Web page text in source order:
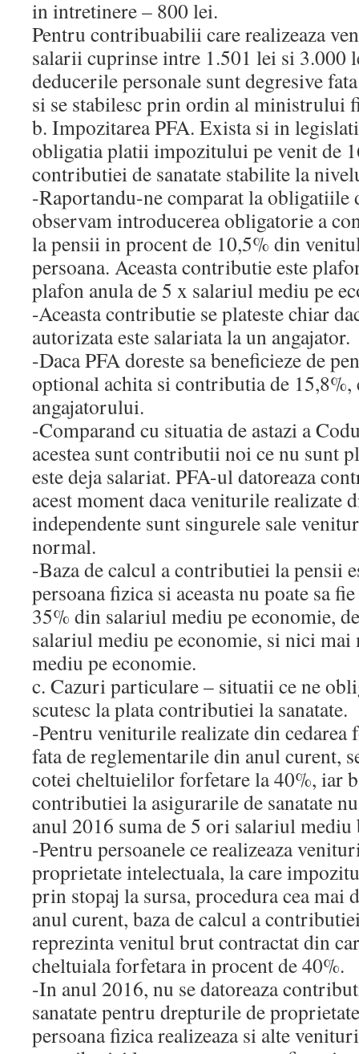
in intretinere – 800 lei.
Pentru contribuabilii care realizeaza
salarii cuprinse intre 1.501 lei si 3.000
deducerile personale sunt degresive
si se stabilesc prin ordin al ministrului
b. Impozitarea PFA. Exista si in
obligatia platii impozitului pe venit de
contributiei de sanatate stabilite la
-Raportandu-ne comparat la obligatiile
observam introducerea obligatorie a
la pensii in procent de 10,5% din
persoana. Aceasta contributie este
plafon anula de 5 x salariul mediu pe
-Aceasta contributie se plateste chiar
autorizata este salariata la un angajator.
-Daca PFA doreste sa beneficieze de
optional achita si contributia de
angajatorului.
-Comparand cu situatia de astazi a
acestea sunt contributii noi ce nu sunt
este deja salariat. PFA-ul datoreaza
acest moment daca veniturile realizate
independente sunt singurele sale
normal.
-Baza de calcul a contributiei la pensii
persoana fizica si aceasta nu poate sa
35% din salariul mediu pe economie,
salariul mediu pe economie, si nici
mediu pe economie.
c. Cazuri particulare – situatii ce ne
scutesc la plata contributiei la sanatate.
-Pentru veniturile realizate din
fata de reglementarile din anul curent,
cotei cheltuielilor forfetare la 40%, iar
contributiei la asigurarile de sanatate
anul 2016 suma de 5 ori salariul
-Pentru persoanele ce realizeaza
proprietate intelectuala, la care
prin stopaj la sursa, procedura cea mai
anul curent, baza de calcul a
reprezinta venitul brut contractat din
cheltuiala forfetara in procent de 40%.
-In anul 2016, nu se datoreaza
sanatate pentru drepturile de
persoana fizica realizeaza si alte